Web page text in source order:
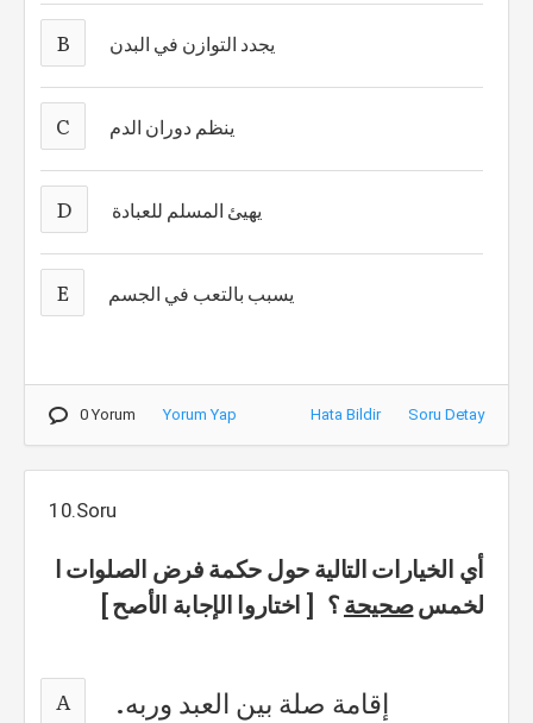
B يجدد التوازن في البدن
C ينظم دوران الدم
D يهيئ المسلم للعبادة
E يسبب بالتعب في الجسم
0 Yorum Yorum Yap Hata Bildir Soru Detay
10.Soru
أي الخيارات التالية حول حكمة فرض الصلوات ا
لخمسصحيحة؟ [ اختاروا الإجابة الأصح ]
A إقامة صلة بين العبد وربه.